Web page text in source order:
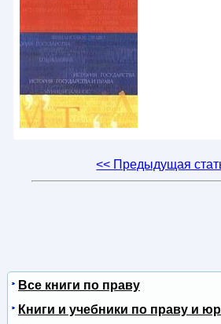
<< Предыдущая
Все книги по праву
Книги и учебники по праву и